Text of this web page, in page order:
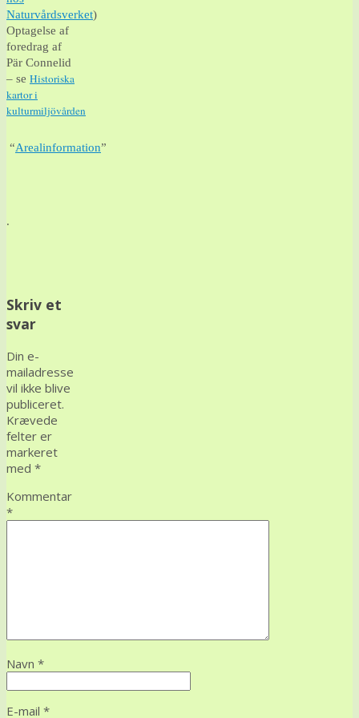
Naturvårdsverket)
Optagelse af
foredrag af
Pär Connelid
– se Historiska
kartor i
kulturmiljövården
“Arealinformation”
.
Skriv et
svar
Din e-
mailadresse
vil ikke blive
publiceret.
Krævede
felter er
markeret
med *
Kommentar
*
Navn *
E-mail *